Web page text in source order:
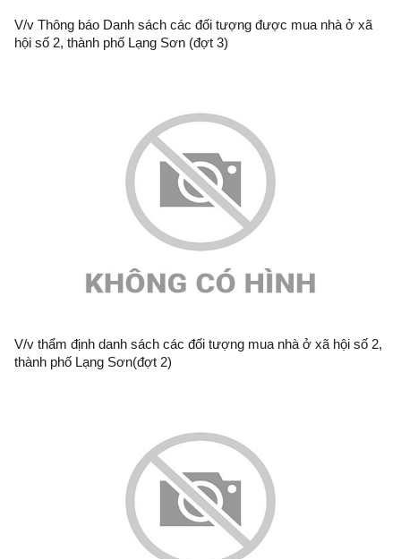
V/v Thông báo Danh sách các đối tượng được mua nhà ở xã
hội số 2, thành phố Lạng Sơn (đợt 3)
V/v thẩm định danh sách các đối tượng mua nhà ở xã hội số 2,
thành phố Lạng Sơn(đợt 2)